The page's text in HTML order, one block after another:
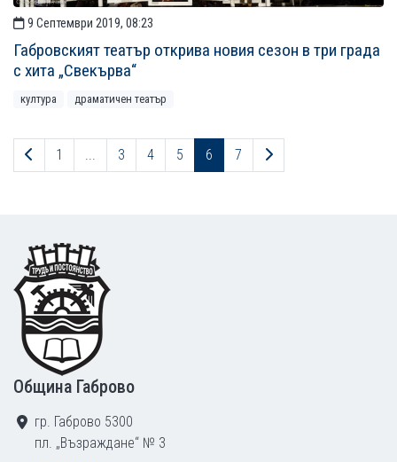
9 Септември 2019, 08:23
Габровският театър открива новия сезон в три града
с хита „Свекърва“
култура драматичен театър
Предходна страница
1 3 4 5 6 7 Следваща страница
Footer
Община Габрово
гр. Габрово 5300
пл. „Възраждане“ № 3